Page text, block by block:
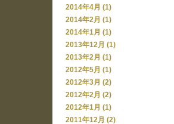
2014年4月 (1)
2014年2月 (1)
2014年1月 (1)
2013年12月 (1)
2013年2月 (1)
2012年5月 (1)
2012年3月 (2)
2012年2月 (2)
2012年1月 (1)
2011年12月 (2)